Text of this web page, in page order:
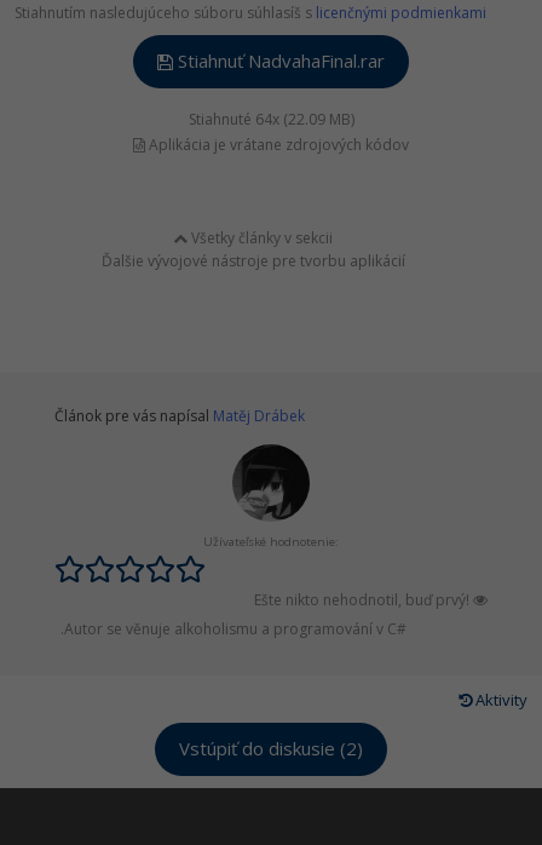
Stiahnutím nasledujúceho súboru súhlasíš s licenčnými podmienkami
Stiahnuť NadvahaFinal.rar
Stiahnuté 64x (22.09 MB)
Aplikácia je vrátane zdrojových kódov
Všetky články v sekcii
Ďalšie vývojové nástroje pre tvorbu aplikácií
Článok pre vás napísal Matěj Drábek
Užívateľské hodnotenie:
Ešte nikto nehodnotil, buď prvý!
.Autor se věnuje alkoholismu a programování v C#
Aktivity
Vstúpiť do diskusie (2)